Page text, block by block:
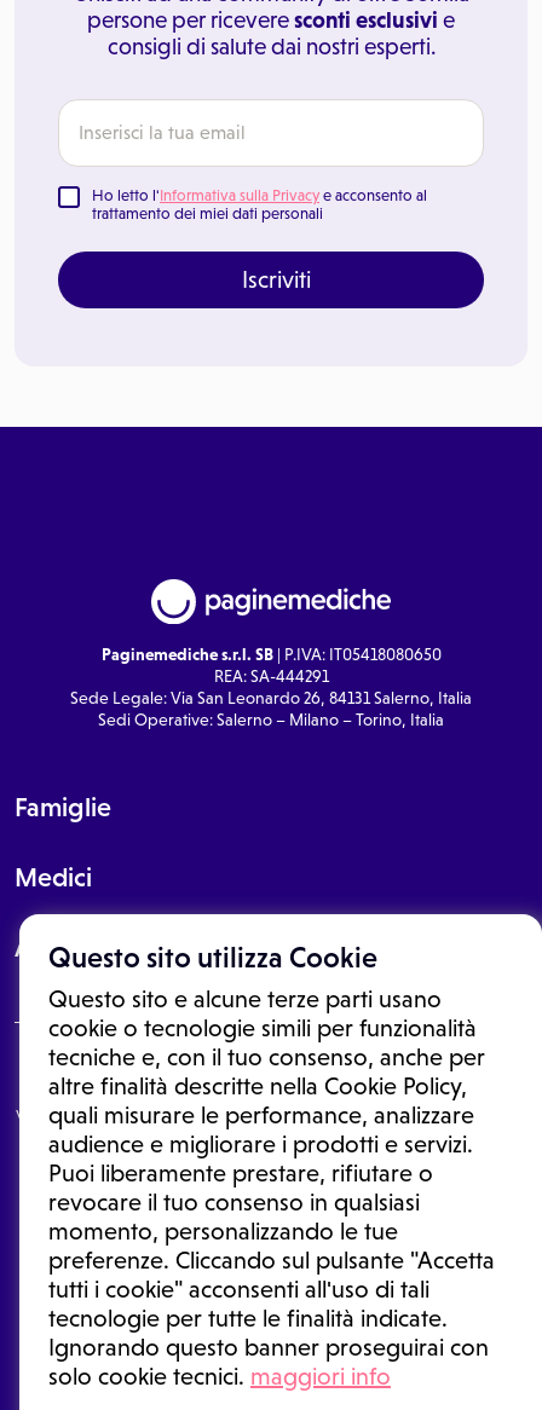
Questo sito utilizza Cookie
Questo sito e alcune terze parti usano
cookie o tecnologie simili per funzionalità
tecniche e, con il tuo consenso, anche per
altre finalità descritte nella Cookie Policy,
quali misurare le performance, analizzare
audience e migliorare i prodotti e servizi.
Puoi liberamente prestare, rifiutare o
revocare il tuo consenso in qualsiasi
momento, personalizzando le tue
preferenze. Cliccando sul pulsante "Accetta
tutti i cookie" acconsenti all'uso di tali
tecnologie per tutte le finalità indicate.
Ignorando questo banner proseguirai con
solo cookie tecnici. maggiori info
persone per riceveresconti esclusivi e
consigli di salute dai nostri esperti.
Ho letto l'Informativa sulla Privacy e acconsento al
trattamento dei miei dati personali
Iscriviti
Paginemediche s.r.l. SB| P.IVA: IT05418080650
REA: SA-444291
Sede Legale: Via San Leonardo 26, 84131 Salerno, Italia
Sedi Operative: Salerno – Milano – Torino, Italia
Famiglie
Medici
About
Le informazioni proposte in questo sito non sono un consulto medico.
In nessun caso, queste informazioni sostituiscono un consulto, una
visita o una diagnosi formulata dal medico. Non si devono considerare
le informazioni disponibili come suggerimenti per la formulazione di
una diagnosi, la determinazione di un trattamento o l'assunzione o
sospensione di un farmaco senza prima consultare un medico di
medicina generale o uno specialista.
Condizioni di utilizzo|Privacy Policy |Gestione cookie
Ⓒ 2026 | Tutti i diritti riservati.